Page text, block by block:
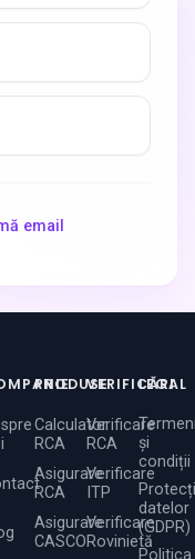
email
PRODUSE
Calculator
RCA
Asigurare
RCA
Asigurare
CASCO
VERIFICĂRI
Verificare
RCA
Verificare
ITP
Verificare
Rovinietă
LEGAL
și
condiții
datelor
(GDPR)
Politica